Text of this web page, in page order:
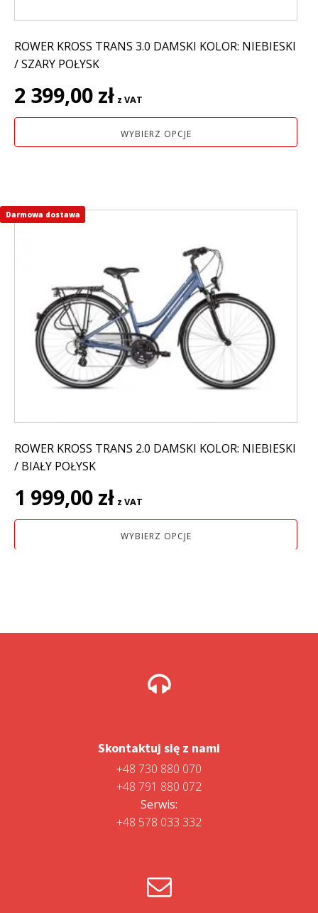
ROWER KROSS TRANS 3.0 DAMSKI KOLOR: NIEBIESKI
/ SZARY POŁYSK
2 399,00 zł z VAT
WYBIERZ OPCJE
ROWER KROSS TRANS 2.0 DAMSKI KOLOR: NIEBIESKI
/ BIAŁY POŁYSK
1 999,00 zł z VAT
WYBIERZ OPCJE
Ten
wariantów.
można
wybrać
stronie
Darmowa dostawa
Skontaktuj się z nami
+48 730 880 070
+48 791 880 072
Serwis:
+48 578 033 332